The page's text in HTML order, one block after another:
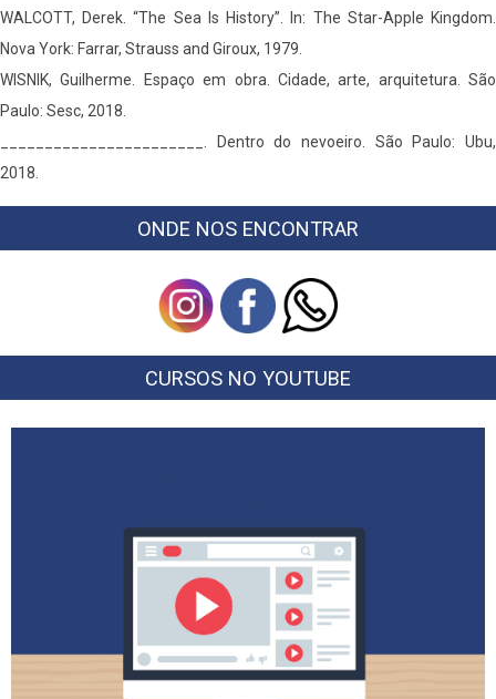
WALCOTT, Derek. “The Sea Is History”. In: The Star-Apple Kingdom.
Nova York: Farrar, Strauss and Giroux, 1979.
WISNIK, Guilherme. Espaço em obra. Cidade, arte, arquitetura. São
Paulo: Sesc, 2018.
_______________________. Dentro do nevoeiro. São Paulo: Ubu,
2018.
ONDE NOS ENCONTRAR
CURSOS NO YOUTUBE